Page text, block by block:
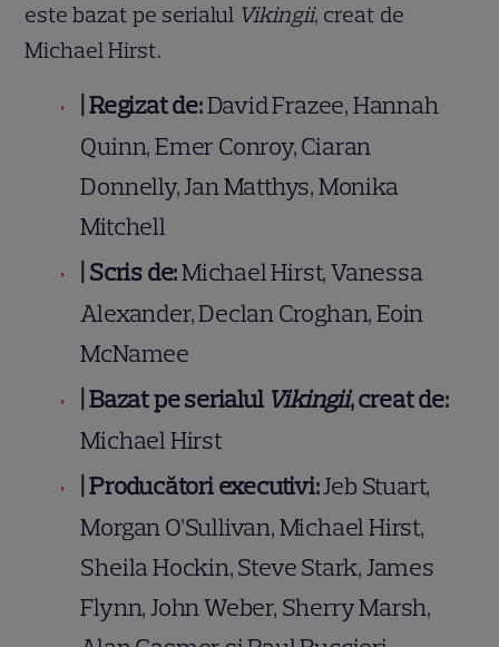
este bazat pe serialul Vikingii, creat de
Michael Hirst.
Regizat de:David Frazee, Hannah
Quinn, Emer Conroy, Ciaran
Donnelly, Jan Matthys, Monika
Mitchell
Scris de:Michael Hirst, Vanessa
Alexander, Declan Croghan, Eoin
McNamee
Bazat pe serialul Vikingii, creat de:
Michael Hirst
|Producători executivi:Jeb Stuart,
Morgan O’Sullivan, Michael Hirst,
Sheila Hockin, Steve Stark, James
Flynn, John Weber, Sherry Marsh,